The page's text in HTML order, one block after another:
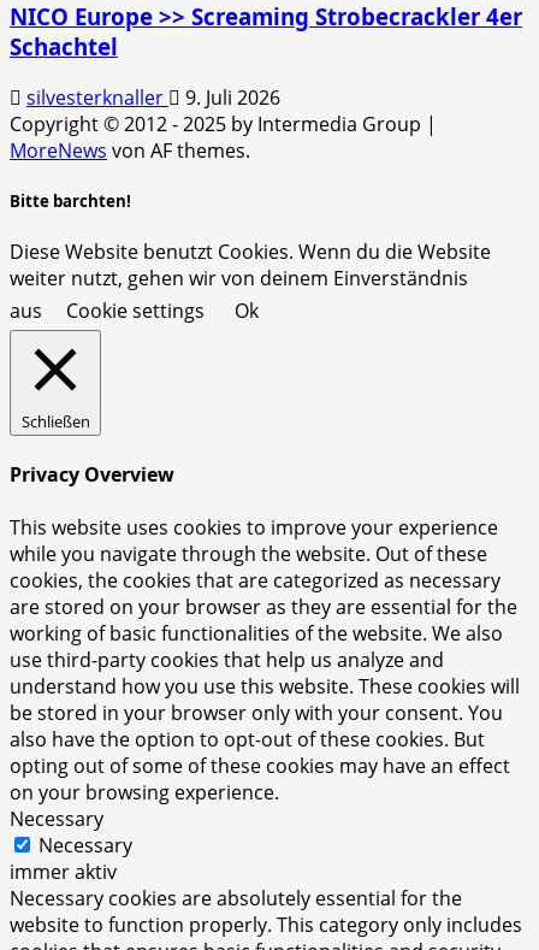
NICO Europe >> Screaming Strobecrackler 4er
Schachtel
silvesterknaller
9. Juli 2026
Copyright © 2012 - 2025 by Intermedia Group |
MoreNews von AF themes.
Bitte barchten!
Diese Website benutzt Cookies. Wenn du die Website
weiter nutzt, gehen wir von deinem Einverständnis
aus
Cookie settings Ok
Schließen
Privacy Overview
This website uses cookies to improve your experience
while you navigate through the website. Out of these
cookies, the cookies that are categorized as necessary
are stored on your browser as they are essential for the
working of basic functionalities of the website. We also
use third-party cookies that help us analyze and
understand how you use this website. These cookies will
be stored in your browser only with your consent. You
also have the option to opt-out of these cookies. But
opting out of some of these cookies may have an effect
on your browsing experience.
Necessary
Necessary
immer aktiv
Necessary cookies are absolutely essential for the
website to function properly. This category only includes